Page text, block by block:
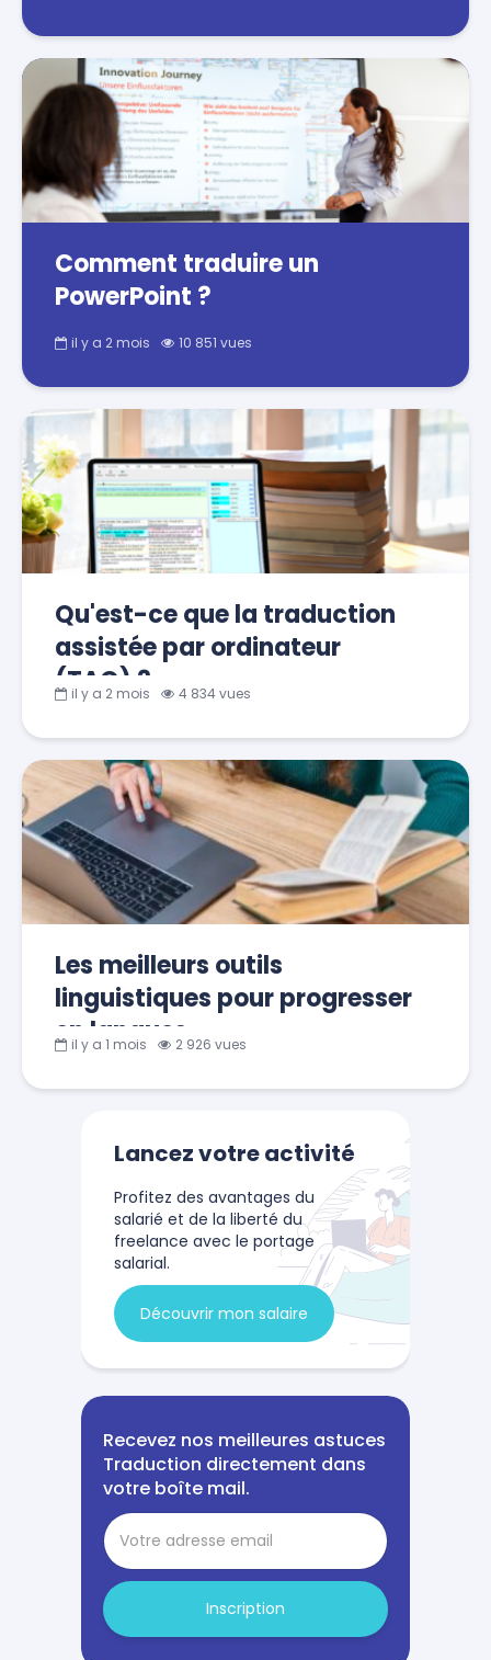
Comment traduire un
PowerPoint ?
il y a 2 mois 10 851 vues
Qu'est-ce que la traduction
assistée par ordinateur
(TAO) ?
il y a 2 mois 4 834 vues
Les meilleurs outils
linguistiques pour progresser
en langues
il y a 1 mois 2 926 vues
Lancez votre activité
Profitez des avantages du
salarié et de la liberté du
freelance avec le portage
salarial.
Découvrir mon salaire
Recevez nos meilleures astuces
Traduction directement dans
votre boîte mail.
Inscription